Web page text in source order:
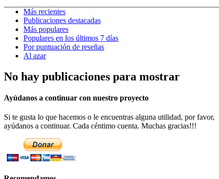
Más recientes
Publicaciones destacadas
Más populares
Populares en los últimos 7 días
Por puntuación de reseñas
Al azar
No hay publicaciones para mostrar
Ayúdanos a continuar con nuestro proyecto
Si te gusta lo que hacemos o le encuentras alguna utilidad, por favor,
ayúdanos a continuar. Cada céntimo cuenta. Muchas gracias!!!